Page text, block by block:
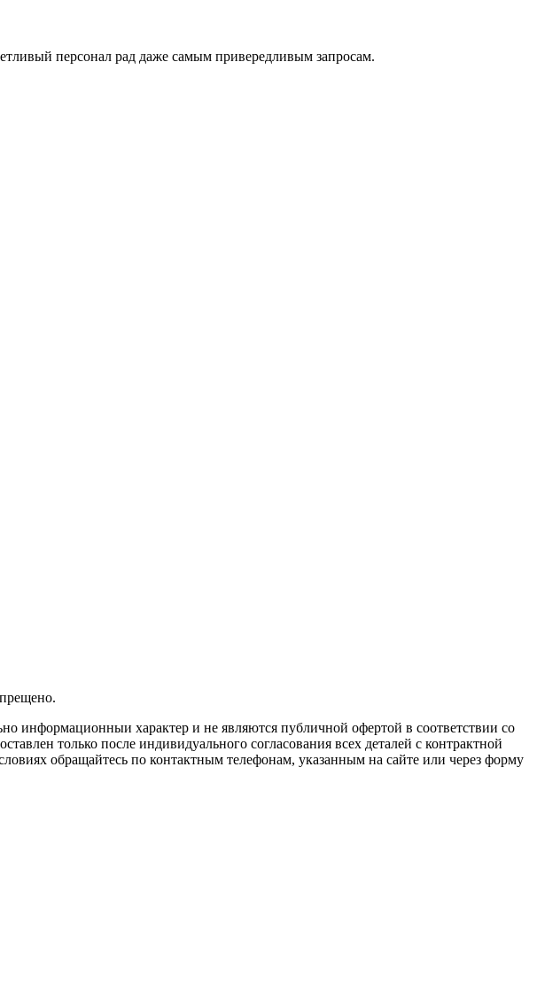
персонал рад даже самым привередливым запросам.
информационныи характер и не являются публичной офертой в соответствии со
только после индивидуального согласования всех деталей с контрактной
обращайтесь по контактным телефонам, указанным на сайте или через форму